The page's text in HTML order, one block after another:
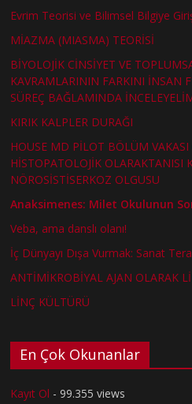
Evrim Teorisi ve Bilimsel Bilgiye
MİAZMA (MIASMA) TEORİSİ
BİYOLOJİK CİNSİYET VE
KAVRAMLARININ FARKINI İNSAN
SÜREÇ BAĞLAMINDA
KIRIK KALPLER DURAĞI
HOUSE MD PİLOT BÖLÜM VAKASI
HİSTOPATOLOJİK OLARAKTANISI
NÖROSİSTİSERKOZ OLGUSU
Anaksimenes: Milet Okulunun
Veba, ama danslı olanı!
İç Dünyayı Dışa Vurmak: Sanat
ANTİMİKROBİYAL AJAN OLARAK
LİNÇ KÜLTÜRÜ
En Çok Okunanlar
Kayıt Ol - 99.355 views